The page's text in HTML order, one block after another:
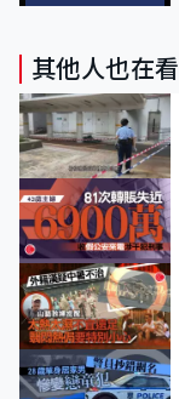
其他人也在看